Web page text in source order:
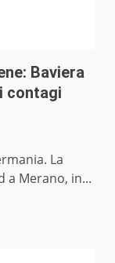
Baviera
contagi
La
a Merano, in...